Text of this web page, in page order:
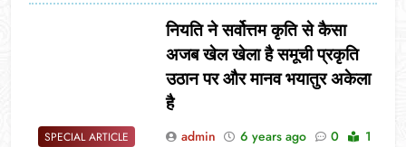
SPECIAL ARTICLE
नियति ने सर्वोत्तम कृति से कैसा
अजब खेल खेला है समूची प्रकृति
उठान पर और मानव भयातुर अकेला
है
admin 6 years ago 0
1